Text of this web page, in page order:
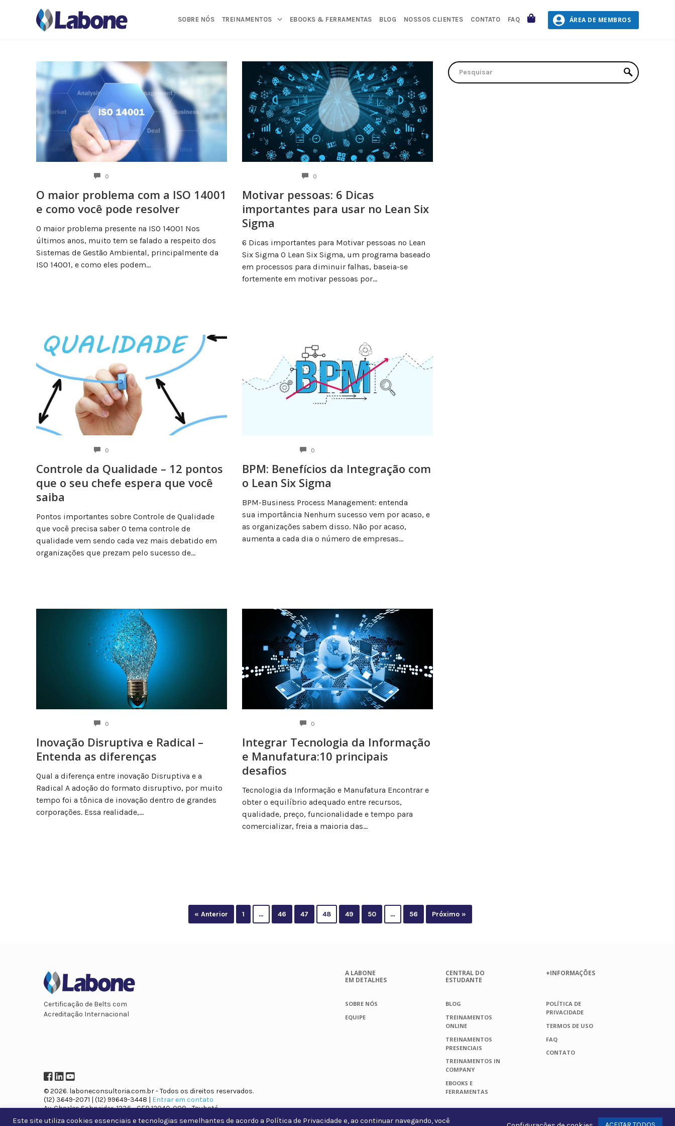
SOBRE NÓS TREINAMENTOS EBOOKS & FERRAMENTAS BLOG NOSSOS CLIENTES CONTATO FAQ CARRINHO ÁREA DE MEMBROS
0
O maior problema com a ISO 14001
e como você pode resolver
O maior problema presente na ISO 14001 Nos
últimos anos, muito tem se falado a respeito dos
Sistemas de Gestão Ambiental, principalmente da
ISO 14001, e como eles podem...
0
Motivar pessoas: 6 Dicas
importantes para usar no Lean Six
Sigma
6 Dicas importantes para Motivar pessoas no Lean
Six Sigma O Lean Six Sigma, um programa baseado
em processos para diminuir falhas, baseia-se
fortemente em motivar pessoas por...
0
Controle da Qualidade – 12 pontos
que o seu chefe espera que você
saiba
Pontos importantes sobre Controle de Qualidade
que você precisa saber O tema controle de
qualidade vem sendo cada vez mais debatido em
organizações que prezam pelo sucesso de...
0
BPM: Benefícios da Integração com
o Lean Six Sigma
BPM-Business Process Management: entenda
sua importância Nenhum sucesso vem por acaso, e
as organizações sabem disso. Não por acaso,
aumenta a cada dia o número de empresas...
0
Inovação Disruptiva e Radical –
Entenda as diferenças
Qual a diferença entre inovação Disruptiva e a
Radical A adoção do formato disruptivo, por muito
tempo foi a tônica de inovação dentro de grandes
corporações. Essa realidade,...
0
Integrar Tecnologia da Informação
e Manufatura:10 principais
desafios
Tecnologia da Informação e Manufatura Encontrar e
obter o equilíbrio adequado entre recursos,
qualidade, preço, funcionalidade e tempo para
comercializar, freia a maioria das...
« Anterior 1 … 46 47 48 49 50 … 56 Próximo »
Certificação de Belts com
Acreditação Internacional
Facebook
LinkedIn
YouTube
© 2026. laboneconsultoria.com.br - Todos os direitos reservados.
(12) 3649-2071 | (12) 99649-3448 | Entrar em contato
Av. Charles Schneider, 1236 - CEP 12040-000 - Taubaté
A LABONE
EM DETALHES
SOBRE NÓS
EQUIPE
CENTRAL DO
ESTUDANTE
BLOG
TREINAMENTOS
ONLINE
TREINAMENTOS
PRESENCIAIS
TREINAMENTOS IN
COMPANY
EBOOKS E
FERRAMENTAS
+INFORMAÇÕES
POLÍTICA DE
PRIVACIDADE
TERMOS DE USO
FAQ
CONTATO
Este site utiliza cookies essenciais e tecnologias semelhantes de acordo a Política de Privacidade e, ao continuar navegando, você